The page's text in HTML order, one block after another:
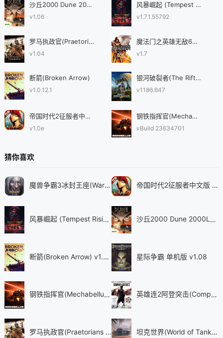
沙丘2000 Dune 2000Long Live the Fighters
v1.06
风暴崛起 (Tempest Rising)
v1.7.1.55792
罗马执政官(Praetorians - HD Remaster)
v1.04
魔法门之英雄无敌6黑暗之影
v1.7
断箭(Broken Arrow)
v1.0.12.1
银河破裂者(The Riftbreaker)
v1186.847
帝国时代2征服者中文版
v1.0e
钢铁指挥官(Mechabellum)
vBuild 23634701
猜你喜欢
魔兽争霸3冰封王座(WarcraftⅢ) v1.27a 帝国时代2征服者中文版 v1.0e
风暴崛起 (Tempest Rising) v1.7.1.55792 沙丘2000 Dune 2000Long Live the Fighters v1.06
断箭(Broken Arrow) v1.0.12.1 星际争霸 单机版 v1.08
钢铁指挥官(Mechabellum) vBuild 23634701 英雄连2阿登突击(Company of Heroes 2 - Ardennes Assault) v4.0.0.23468
罗马执政官(Praetorians - HD Remaster) v1.04 坦克世界(World of Tanks) v25.6.0.709